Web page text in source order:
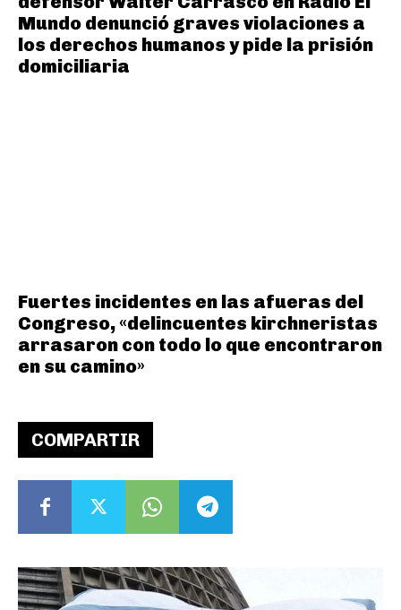
COMPARTIR
Mundo denunció graves violaciones a
los derechos humanos y pide la prisión
domiciliaria
Fuertes incidentes en las afueras del
Congreso, «delincuentes kirchneristas
arrasaron con todo lo que encontraron
en su camino»